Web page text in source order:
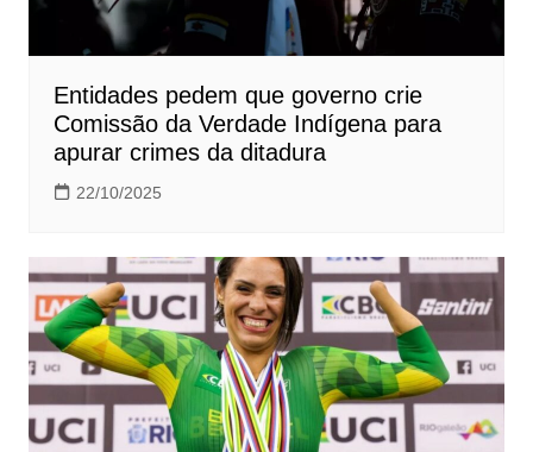
Entidades pedem que governo crie
Comissão da Verdade Indígena para
apurar crimes da ditadura
22/10/2025